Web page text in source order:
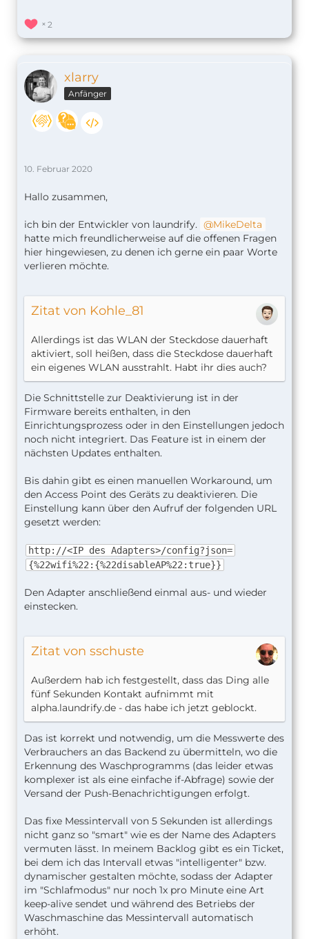
2
xlarry
Anfänger
10. Februar 2020
Hallo zusammen,
ich bin der Entwickler von laundrify.
MikeDelta
hatte mich freundlicherweise auf die offenen Fragen
hier hingewiesen, zu denen ich gerne ein paar Worte
verlieren möchte.
Zitat von Kohle_81
Allerdings ist das WLAN der Steckdose dauerhaft
aktiviert, soll heißen, dass die Steckdose dauerhaft
ein eigenes WLAN ausstrahlt. Habt ihr dies auch?
Die Schnittstelle zur Deaktivierung ist in der
Firmware bereits enthalten, in den
Einrichtungsprozess oder in den Einstellungen jedoch
noch nicht integriert. Das Feature ist in einem der
nächsten Updates enthalten.
Bis dahin gibt es einen manuellen Workaround, um
den Access Point des Geräts zu deaktivieren. Die
Einstellung kann über den Aufruf der folgenden URL
gesetzt werden:
http://<IP des Adapters>/config?json=
{%22wifi%22:{%22disableAP%22:true}}
Den Adapter anschließend einmal aus- und wieder
einstecken.
Zitat von sschuste
Außerdem hab ich festgestellt, dass das Ding alle
fünf Sekunden Kontakt aufnimmt mit
alpha.laundrify.de - das habe ich jetzt geblockt.
Das ist korrekt und notwendig, um die Messwerte des
Verbrauchers an das Backend zu übermitteln, wo die
Erkennung des Waschprogramms (das leider etwas
komplexer ist als eine einfache if-Abfrage) sowie der
Versand der Push-Benachrichtigungen erfolgt.
Das fixe Messintervall von 5 Sekunden ist allerdings
nicht ganz so "smart" wie es der Name des Adapters
vermuten lässt. In meinem Backlog gibt es ein Ticket,
bei dem ich das Intervall etwas "intelligenter" bzw.
dynamischer gestalten möchte, sodass der Adapter
im "Schlafmodus" nur noch 1x pro Minute eine Art
keep-alive sendet und während des Betriebs der
Waschmaschine das Messintervall automatisch
erhöht.